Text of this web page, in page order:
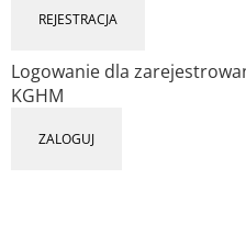
REJESTRACJA
Logowanie dla
KGHM
ZALOGUJ